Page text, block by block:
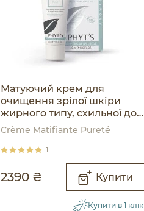
Матуючий крем для
очищення зрілої шкіри
жирного типу, схильної до
акне
Crème Matifiante Pureté
1
2390 ₴ Купити
Купити в 1 клік